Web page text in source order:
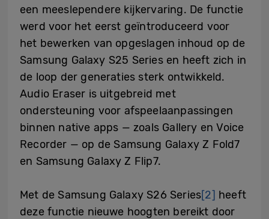
een meeslependere kijkervaring. De functie
werd voor het eerst geïntroduceerd voor
het bewerken van opgeslagen inhoud op de
Samsung Galaxy S25 Series en heeft zich in
de loop der generaties sterk ontwikkeld.
Audio Eraser is uitgebreid met
ondersteuning voor afspeelaanpassingen
binnen native apps — zoals Gallery en Voice
Recorder — op de Samsung Galaxy Z Fold7
en Samsung Galaxy Z Flip7.
Met de Samsung Galaxy S26 Series[2] heeft
deze functie nieuwe hoogten bereikt door